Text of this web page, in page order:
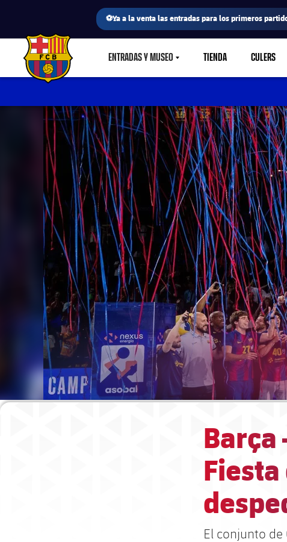
⚽Ya a la venta las entradas para los primeros
FC Barcelona club badge ENTRADAS Y MUSEOLABEL.SHARE.CARETDOWN
TIENDA CULERS
Barça
El conjunto de